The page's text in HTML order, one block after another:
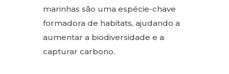
marinhas são uma espécie-chave
formadora de habitats, ajudando a
aumentar a biodiversidade e a
capturar carbono.